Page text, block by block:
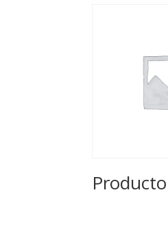
Producto